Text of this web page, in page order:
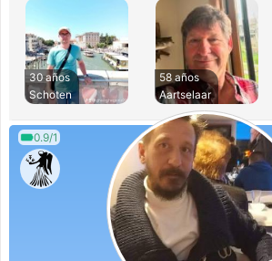
30 años
Schoten
58 años
Aartselaar
0.9/1